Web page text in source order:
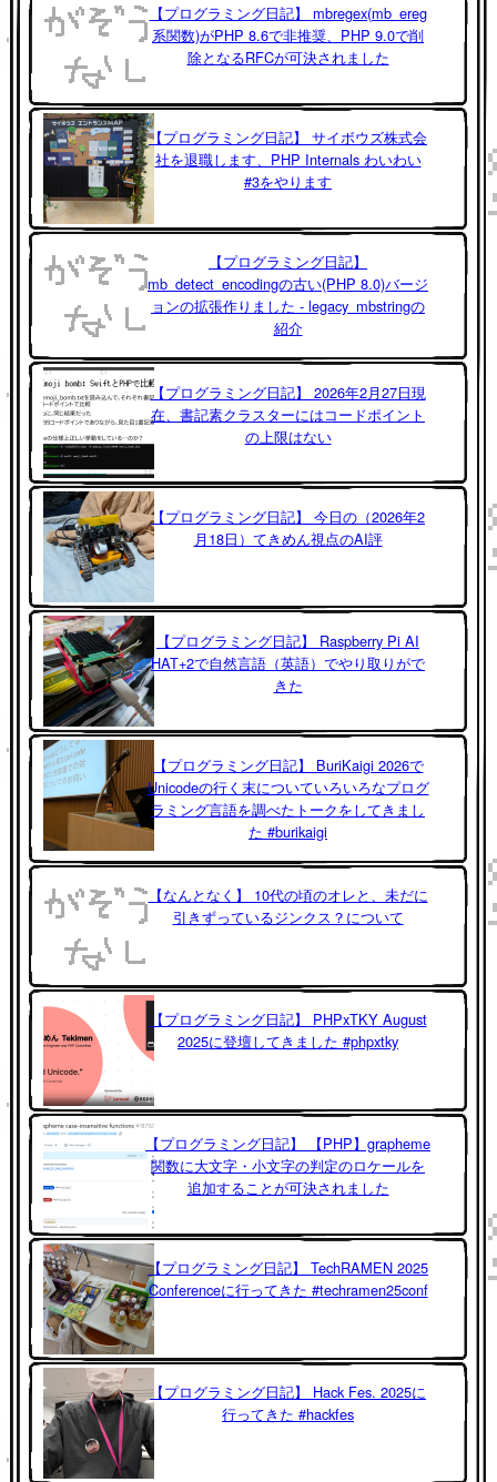
【プログラミング日記】 mbregex(mb_ereg
系関数)がPHP 8.6で非推奨、PHP 9.0で削
除となるRFCが可決されました
【プログラミング日記】 サイボウズ株式会
社を退職します、PHP Internals わいわい
#3をやります
【プログラミング日記】
mb_detect_encodingの古い(PHP 8.0)バージ
ョンの拡張作りました - legacy_mbstringの
紹介
【プログラミング日記】 2026年2月27日現
在、書記素クラスターにはコードポイント
の上限はない
【プログラミング日記】 今日の（2026年2
月18日）てきめん視点のAI評
【プログラミング日記】 Raspberry Pi AI
HAT+2で自然言語（英語）でやり取りがで
きた
【プログラミング日記】 BuriKaigi 2026で
Unicodeの行く末についていろいろなプログ
ラミング言語を調べたトークをしてきまし
た #burikaigi
【なんとなく】 10代の頃のオレと、未だに
引きずっているジンクス？について
【プログラミング日記】 PHPxTKY August
2025に登壇してきました #phpxtky
【プログラミング日記】 【PHP】grapheme
関数に大文字・小文字の判定のロケールを
追加することが可決されました
【プログラミング日記】 TechRAMEN 2025
Conferenceに行ってきた #techramen25conf
【プログラミング日記】 Hack Fes. 2025に
行ってきた #hackfes